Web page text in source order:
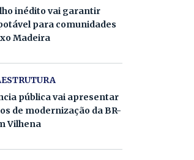
inédito vai garantir
para comunidades
Madeira
pública vai apresentar
de modernização da BR-
Vilhena